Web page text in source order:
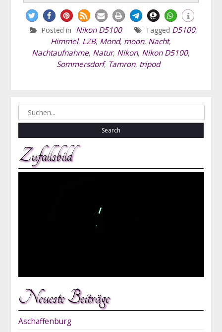
Posted in Nikon D5100 Tagged D5100,
Himmel, LZB, Mond, moon, Nacht,
Nachtaufnahme, Natur, Nikon, Nikon D5100,
Sommersdorf, Tamron, tripod
Search
for:
Zufallsbild
Neueste Beiträge
Aschaffenburg